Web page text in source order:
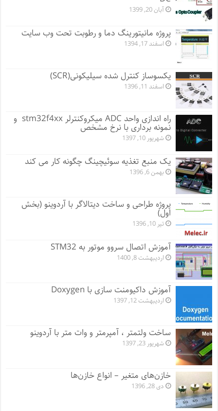
آبان 20, 1399
پروژه مانيتورينگ دما و رطوبت تحت وب سایت
اسفند 17, 1394
یکسوساز کنترل شده سیلیکونی(SCR)
اسفند 11, 1396
راه اندازی واحد ADC میکروکنترلر stm32f4xx و
نمونه برداری با نرخ مشخص
شهریور 10, 1397
یک منبع تغذیه سوئیچینگ چگونه کار می کند
بهمن 6, 1396
پروژه طراحی و ساخت دیتالاگر با آردوینو (بخش
اول)
تیر 10, 1396
آموزش اتصال سروو موتور به STM32
اردیبهشت 8, 1400
آموزش داکیومنت سازی با Doxygen
اردیبهشت 12, 1397
ساخت ولتمتر ، آمپرمتر و وات متر با آردوینو
شهریور 23, 1397
خازن‌های متغیر – انواع خازن‌ها
دی 28, 1396